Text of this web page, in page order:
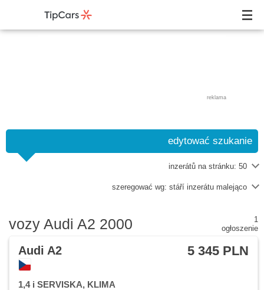
reklama
edytować szukanie
inzerátů na stránku: 50
szeregować wg: stáří inzerátu malejąco
vozy Audi A2 2000
1
ogłoszenie
Audi A2 5 345 PLN
1,4 i SERVISKA, KLIMA